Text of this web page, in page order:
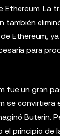
Ethereum. La
también
Ethereum,
para
fue un gran
se convirtiera
Buterin.
el principio de